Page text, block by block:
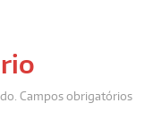
Campos obrigatórios